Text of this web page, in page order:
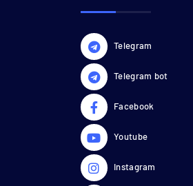
Telegram
Telegram bot
Facebook
Youtube
Instagram